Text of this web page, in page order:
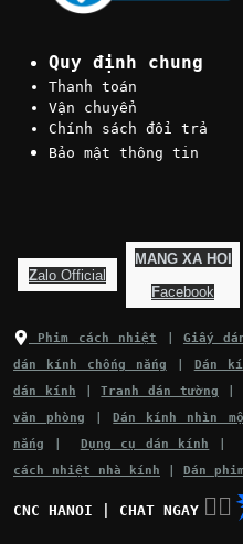
Quy định chung
Thanh toán
Vận chuyển
Chính sách đổi trả
Bảo mật thông tin
Zalo Official
MANG XA HOI
Facebook
Phim cách nhiệt Giấy
dán kính chống nắng
Dán
dán kính
Tranh dán tường
văn phòng
Dán kính nhìn
nắng
Dụng cụ dán kính
cách nhiệt nhà kính
Dán
CNC HANOI | CHAT NGAY 👉🏽